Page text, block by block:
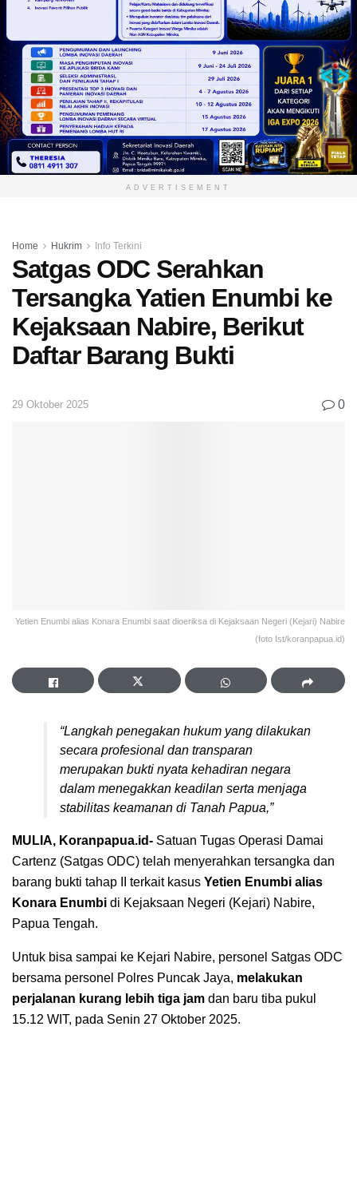
ADVERTISEMENT
Home Hukrim Info Terkini
Satgas ODC Serahkan
Tersangka Yatien Enumbi ke
Kejaksaan Nabire, Berikut
Daftar Barang Bukti
29 Oktober 2025 0
Yetien Enumbi alias Konara Enumbi saat dioeriksa di Kejaksaan Negeri (Kejari) Nabire
(foto Ist/koranpapua.id)
“Langkah penegakan hukum yang dilakukan
secara profesional dan transparan
merupakan bukti nyata kehadiran negara
dalam menegakkan keadilan serta menjaga
stabilitas keamanan di Tanah Papua,”
MULIA, Koranpapua.id- Satuan Tugas Operasi Damai
Cartenz (Satgas ODC) telah menyerahkan tersangka dan
barang bukti tahap II terkait kasus Yetien Enumbi alias
Konara Enumbi di Kejaksaan Negeri (Kejari) Nabire,
Papua Tengah.
Untuk bisa sampai ke Kejari Nabire, personel Satgas ODC
bersama personel Polres Puncak Jaya, melakukan
perjalanan kurang lebih tiga jam dan baru tiba pukul
15.12 WIT, pada Senin 27 Oktober 2025.